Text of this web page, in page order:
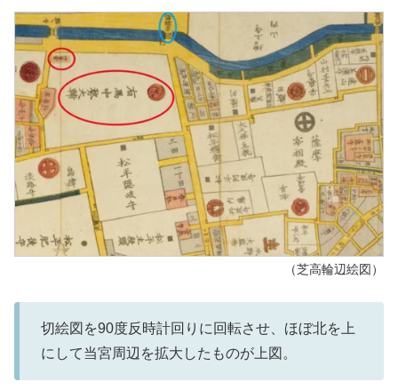
（芝高輪辺絵図）
切絵図を90度反時計回りに回転させ、ほぼ北を上
にして当宮周辺を拡大したものが上図。